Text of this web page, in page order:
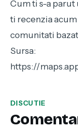
Cum ti s-a parut
ti recenzia
comunitati
Sursa:
https://
DISCUTIE